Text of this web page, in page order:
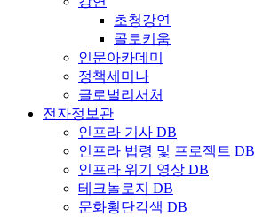
초청강연
콜로키움
인문아카데미
정책세미나
글로벌리서처
전자정보관
인프라 기사 DB
인프라 법령 및 프로젝트 DB
인프라 위기 영상 DB
테크놀로지 DB
문화횡단각색 DB